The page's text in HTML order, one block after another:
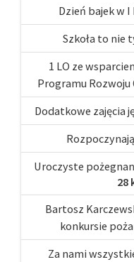
Dzień bajek w I
Szkoła to nie
1 LO ze
Programu
Dodatkowe zajęcia
Uroczyste
28
Bartosz
konkursie
Za nami